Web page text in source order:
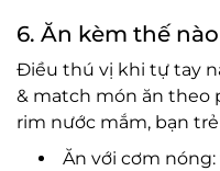
6. Ăn kèm thế
Điều thú vị khi tự tay
& match món ăn theo
rim nước mắm, bạn
Ăn với cơm